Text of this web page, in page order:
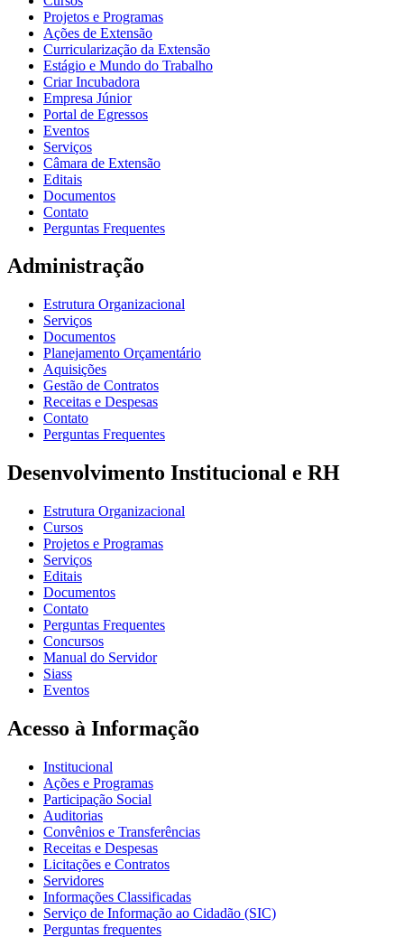
Projetos e Programas
Ações de Extensão
Curricularização da Extensão
Estágio e Mundo do Trabalho
Criar Incubadora
Empresa Júnior
Portal de Egressos
Eventos
Serviços
Câmara de Extensão
Editais
Documentos
Contato
Perguntas Frequentes
Administração
Estrutura Organizacional
Serviços
Documentos
Planejamento Orçamentário
Aquisições
Gestão de Contratos
Receitas e Despesas
Contato
Perguntas Frequentes
Desenvolvimento Institucional e RH
Estrutura Organizacional
Cursos
Projetos e Programas
Serviços
Editais
Documentos
Contato
Perguntas Frequentes
Concursos
Manual do Servidor
Siass
Eventos
Acesso à Informação
Institucional
Ações e Programas
Participação Social
Auditorias
Convênios e Transferências
Receitas e Despesas
Licitações e Contratos
Servidores
Informações Classificadas
Serviço de Informação ao Cidadão (SIC)
Perguntas frequentes